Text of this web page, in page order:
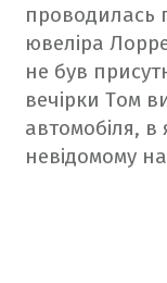
проводилась
ювеліра
не був
вечірки Том
автомобіля,
невідомому